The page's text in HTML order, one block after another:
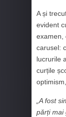
A și
evident
examen,
carusel:
lucrurile
curțile
„A fost
părți mai